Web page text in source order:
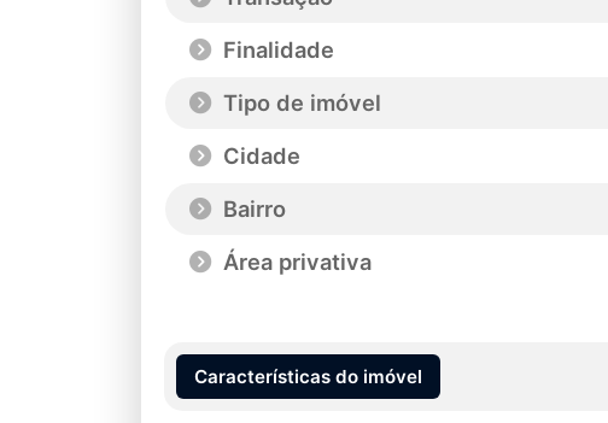
Finalidade
Tipo de imóvel
Cidade
Bairro
Área privativa
Características do imóvel